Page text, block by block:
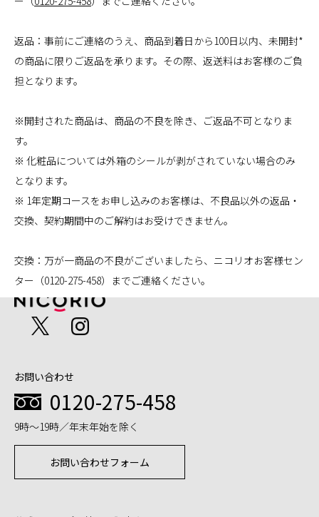
返品：事前にご連絡のうえ、商品到着日から100日以内、未開封*
の商品に限りご返品を承ります。その際、返送料はお客様のご負
担となります。
※開封された商品は、商品の不良を除き、ご返品不可となりま
す。
※ 化粧品については外箱のシールが剥がされていない場合のみ
となります。
※ 1年定期コースをお申し込みのお客様は、不良品以外の返品・
交換、契約期間中のご解約はお受けできません。
交換：万が一商品の不良がございましたら、ニコリオお客様セン
ター（0120-275-458）までご連絡ください。
お問い合わせ
0120-275-458
9時～19時／年末年始を除く
お問い合わせフォーム